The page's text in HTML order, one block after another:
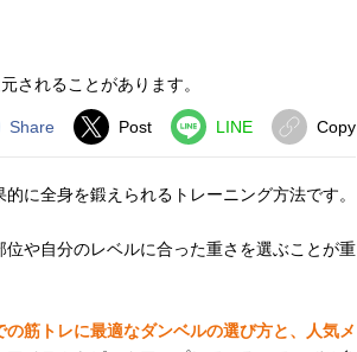
されることがあります。
Share Post LINE Copy
に全身を鍛えられるトレーニング方法です。
や自分のレベルに合った重さを選ぶことが重
の筋トレに最適なダンベルの選び方と、人気メ